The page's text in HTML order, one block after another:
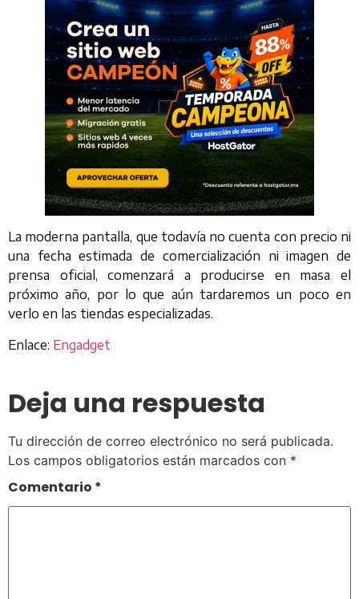
La moderna pantalla, que todavía no cuenta con precio ni
una fecha estimada de comercialización ni imagen de
prensa oficial, comenzará a producirse en masa el
próximo año, por lo que aún tardaremos un poco en
verlo en las tiendas especializadas.
Enlace: Engadget
Deja una respuesta
Tu dirección de correo electrónico no será publicada.
Los campos obligatorios están marcados con *
Comentario *